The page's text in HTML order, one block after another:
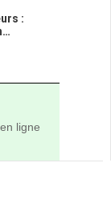
:
ligne